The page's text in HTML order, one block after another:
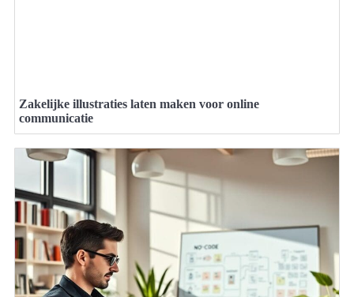
Zakelijke illustraties laten maken voor online
communicatie